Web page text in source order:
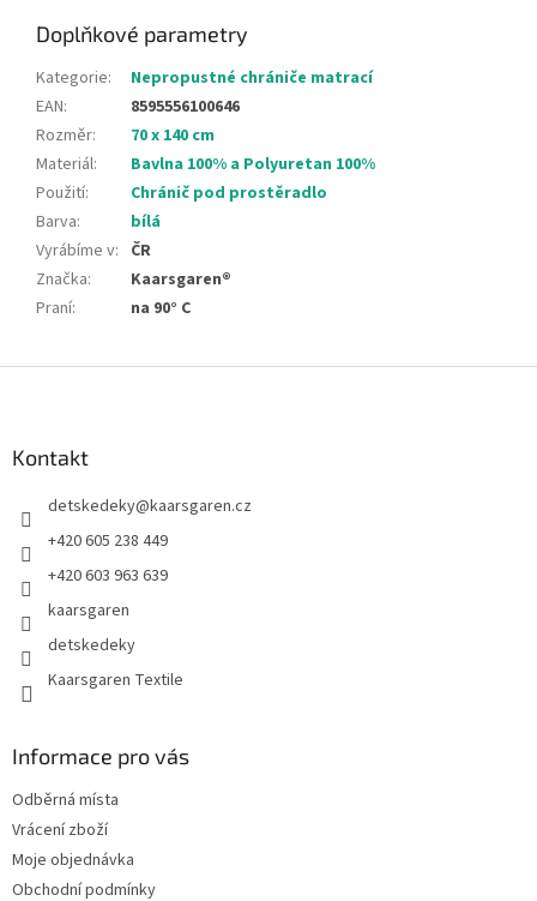
Doplňkové parametry
Kategorie:
Nepropustné chrániče matrací
EAN:
8595556100646
Rozměr:
70 x 140 cm
Materiál:
Bavlna 100% a Polyuretan 100%
Použití:
Chránič pod prostěradlo
Barva:
bílá
Vyrábíme v: ČR
Značka:
Kaarsgaren®
Praní: na 90° C
Kontakt
detskedeky@kaarsgaren.cz
+420 605 238 449
+420 603 963 639
kaarsgaren
detskedeky
Kaarsgaren Textile
Informace pro vás
Odběrná místa
Vrácení zboží
Moje objednávka
Obchodní podmínky